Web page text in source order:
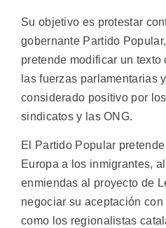
Su objetivo es protestar
gobernante Partido
pretende modificar un
las fuerzas parlamentarias
considerado positivo por
sindicatos y las ONG.
El Partido Popular
Europa a los inmigrantes,
enmiendas al proyecto de
negociar su aceptación
como los regionalistas